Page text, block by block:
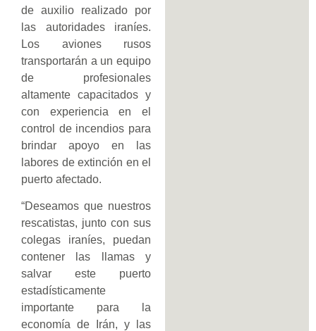
de auxilio realizado por
las autoridades iraníes.
Los aviones rusos
transportarán a un equipo
de profesionales
altamente capacitados y
con experiencia en el
control de incendios para
brindar apoyo en las
labores de extinción en el
puerto afectado.
“Deseamos que nuestros
rescatistas, junto con sus
colegas iraníes, puedan
contener las llamas y
salvar este puerto
estadísticamente
importante para la
economía de Irán, y las